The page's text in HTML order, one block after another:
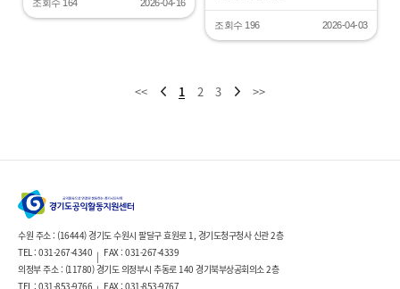
조회수 164 2026-04-16
조회수 196 2026-04-03
<< 1 2 3 >>
수원 주소 : (16444) 경기도 수원시 팔달구 효원로 1, 경기도청구청사 신관 2층
TEL : 031-267-4340 | FAX : 031-267-4339
의정부 주소 : (11780) 경기도 의정부시 추동로 140 경기북부상공회의소 2층
TEL : 031-853-9766
FAX : 031-853-9767